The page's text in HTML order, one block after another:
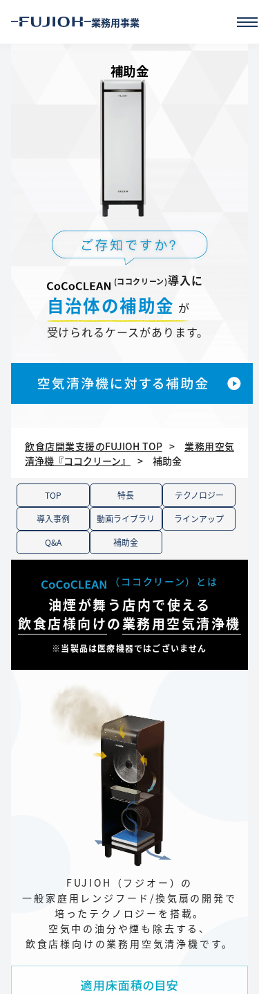
業務用事業
補助金
(ココクリーン)導入に
自治体の補助金 が
受けられるケースがあります。
飲食店開業支援のFUJIOH TOP
業務用空気
清浄機『ココクリーン』
補助金
TOP 特長
テクノロジー
導入事例
動画ライブラリ
ラインアップ
Q&A
補助金
（ココクリーン）とは
油煙が舞う店内で使える
飲食店様向けの業務用空気清浄機
※当製品は医療機器ではございません
FUJIOH（フジオー）の
一般家庭用レンジフード/換気扇の開発で
培ったテクノロジーを搭載。
空気中の油分や煙も除去する、
飲食店様向けの業務用空気清浄機です。